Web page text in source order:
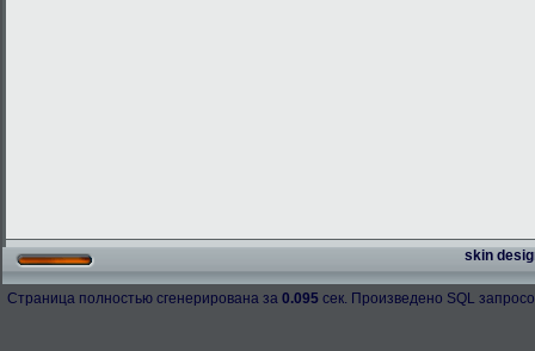
skin
Страница полностью сгенерирована за 0.095 сек. Произведено SQL